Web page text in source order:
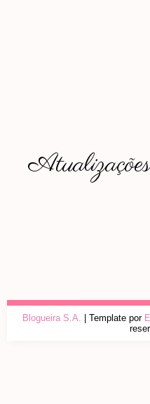
Blogueira S.A. | Template por